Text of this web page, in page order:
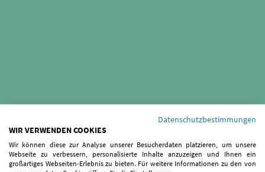
Datenschutzbestimmungen
WIR VERWENDEN COOKIES
Wir können diese zur Analyse unserer Besucherdaten platzieren, um unsere
Webseite zu verbessern, personalisierte Inhalte anzuzeigen und Ihnen ein
großartiges Webseiten-Erlebnis zu bieten. Für weitere Informationen zu den von